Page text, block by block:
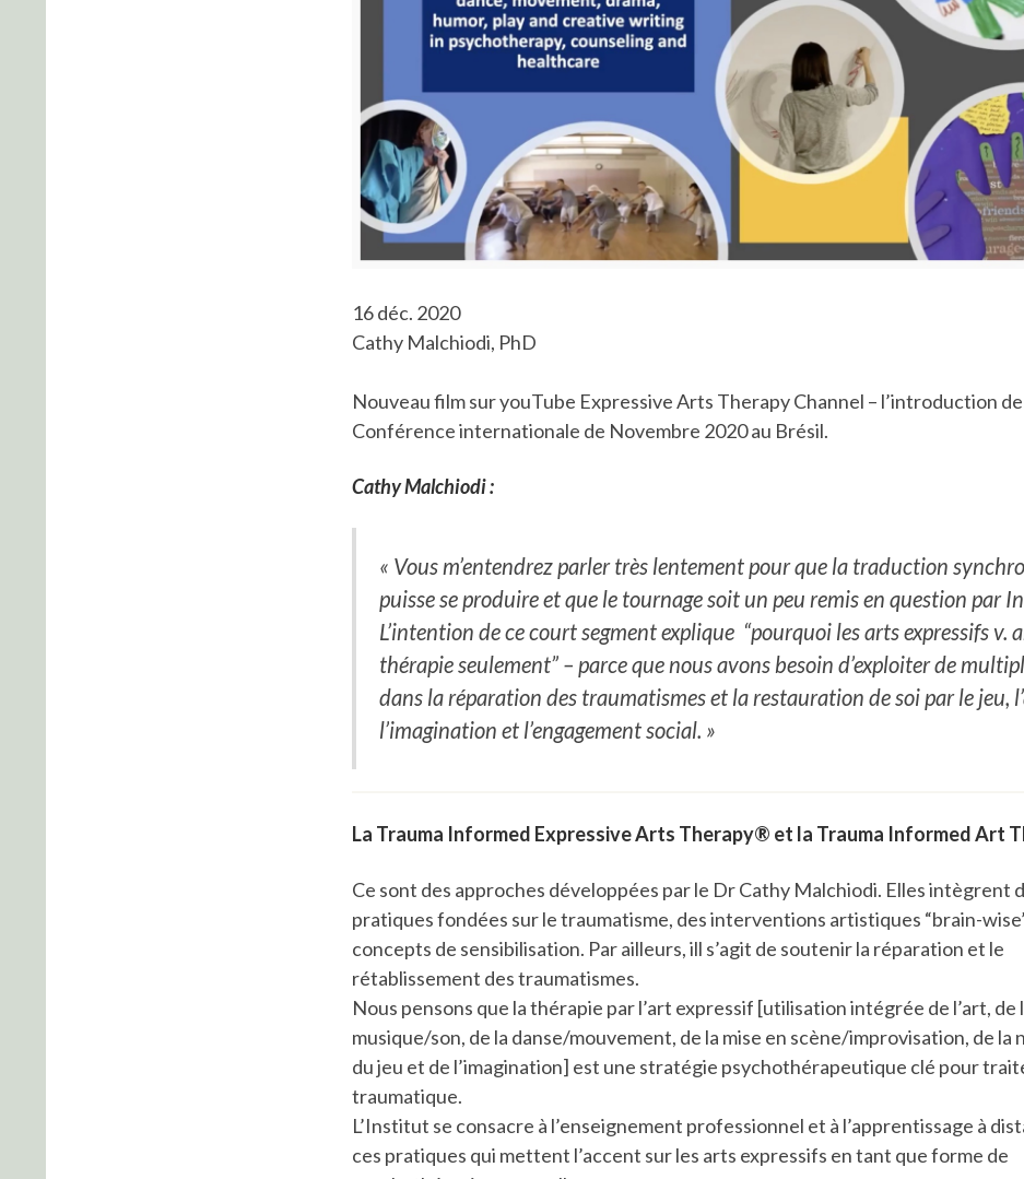
16 déc. 2020
Cathy Malchiodi, PhD
Nouveau film sur youTube Expressive Arts Therapy Channel – l’introduction de
Conférence internationale de Novembre 2020 au Brésil.
Cathy Malchiodi :
« Vous m’entendrez parler très lentement pour que la traduction
puisse se produire et que le tournage soit un peu remis en question par
L’intention de ce court segment explique “pourquoi les arts expressifs v.
thérapie seulement” – parce que nous avons besoin d’exploiter de
dans la réparation des traumatismes et la restauration de soi par le jeu,
l’imagination et l’engagement social. »
La Trauma Informed Expressive Arts Therapy® et la Trauma Informed Art
Ce sont des approches développées par le Dr Cathy Malchiodi. Elles intègrent
pratiques fondées sur le traumatisme, des interventions artistiques “brain-
concepts de sensibilisation. Par ailleurs, ill s’agit de soutenir la réparation et le
rétablissement des traumatismes.
Nous pensons que la thérapie par l’art expressif [utilisation intégrée de l’art, de
musique/son, de la danse/mouvement, de la mise en scène/improvisation, de la
du jeu et de l’imagination] est une stratégie psychothérapeutique clé pour
traumatique.
L’Institut se consacre à l’enseignement professionnel et à l’apprentissage à
ces pratiques qui mettent l’accent sur les arts expressifs en tant que forme de